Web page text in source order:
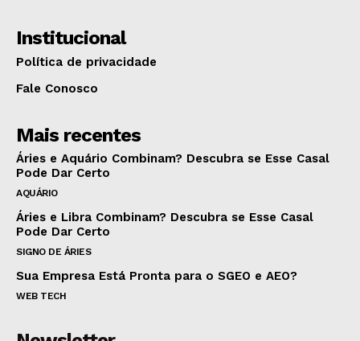
Institucional
Política de privacidade
Fale Conosco
Mais recentes
Áries e Aquário Combinam? Descubra se Esse Casal
Pode Dar Certo
AQUÁRIO
Áries e Libra Combinam? Descubra se Esse Casal
Pode Dar Certo
SIGNO DE ÁRIES
Sua Empresa Está Pronta para o SGEO e AEO?
WEB TECH